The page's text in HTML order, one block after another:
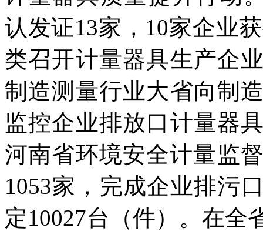
认发证13家，10家企业
类召开计量器具生产企
制造测量行业大省向制
监控企业排放口计量器
河南省环境安全计量监
1053家，完成企业排污
定10027台（件）。在全